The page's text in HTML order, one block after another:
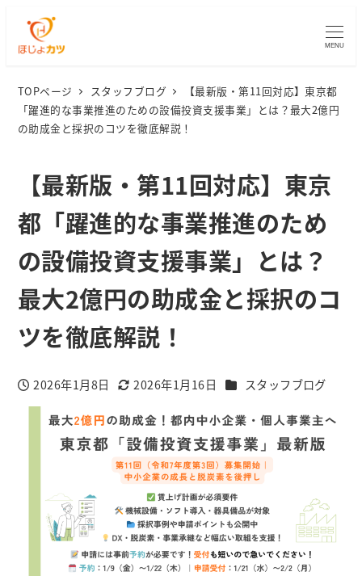
MENU
TOPページ スタッフブログ
【最新版・第11回対応】東京都
「躍進的な事業推進のための設備投資支援事業」とは？最大2億円
の助成金と採択のコツを徹底解説！
【最新版・第11回対応】東京
都「躍進的な事業推進のため
の設備投資支援事業」とは？
最大2億円の助成金と採択のコ
ツを徹底解説！
投稿日
2026年1月8日
更新日
2026年1月16日 カテゴリー
スタッフブログ